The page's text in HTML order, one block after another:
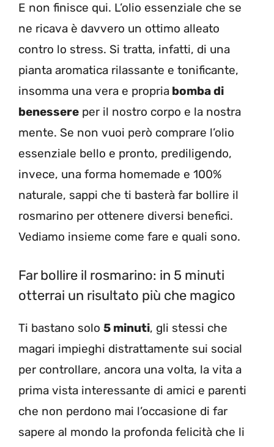
E non finisce qui. L’olio essenziale che se
ne ricava è davvero un ottimo alleato
contro lo stress. Si tratta, infatti, di una
pianta aromatica rilassante e tonificante,
insomma una vera e propria bomba di
benessere per il nostro corpo e la nostra
mente. Se non vuoi però comprare l’olio
essenziale bello e pronto, prediligendo,
invece, una forma homemade e 100%
naturale, sappi che ti basterà far bollire il
rosmarino per ottenere diversi benefici.
Vediamo insieme come fare e quali sono.
Far bollire il rosmarino: in 5 minuti
otterrai un risultato più che magico
Ti bastano solo 5 minuti, gli stessi che
magari impieghi distrattamente sui social
per controllare, ancora una volta, la vita a
prima vista interessante di amici e parenti
che non perdono mai l’occasione di far
sapere al mondo la profonda felicità che li